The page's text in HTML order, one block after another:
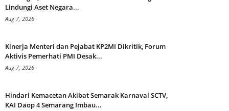
Lindungi Aset Negara...
Aug 7, 2026
Kinerja Menteri dan Pejabat KP2MI Dikritik, Forum
Aktivis Pemerhati PMI Desak...
Aug 7, 2026
Hindari Kemacetan Akibat Semarak Karnaval SCTV,
KAI Daop 4 Semarang Imbau...